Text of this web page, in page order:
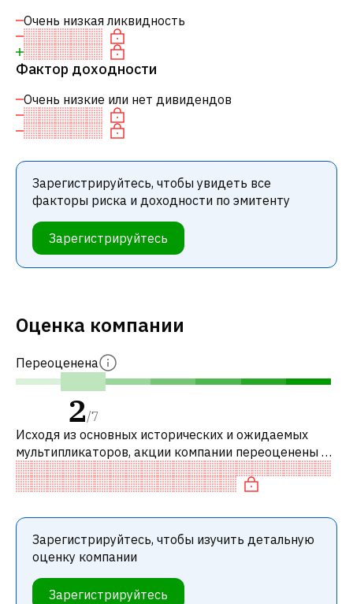
Очень низкая ликвидность
Фактор доходности
Очень низкие или нет дивидендов
Зарегистрируйтесь, чтобы увидеть все
факторы риска и доходности по эмитенту
Зарегистрируйтесь
Оценка компании
Переоценена
2/7
Исходя из основных исторических и ожидаемых
мультипликаторов, акции компании переоценены по
сравнению с аналогичными компаниями. В
частности, акция компании переоценена п
Зарегистрируйтесь, чтобы изучить детальную
оценку компании
Зарегистрируйтесь